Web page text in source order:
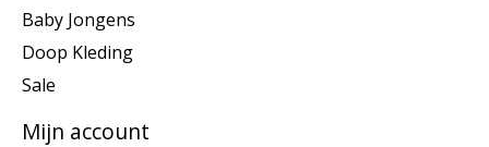
Baby Jongens
Doop Kleding
Sale
Mijn account